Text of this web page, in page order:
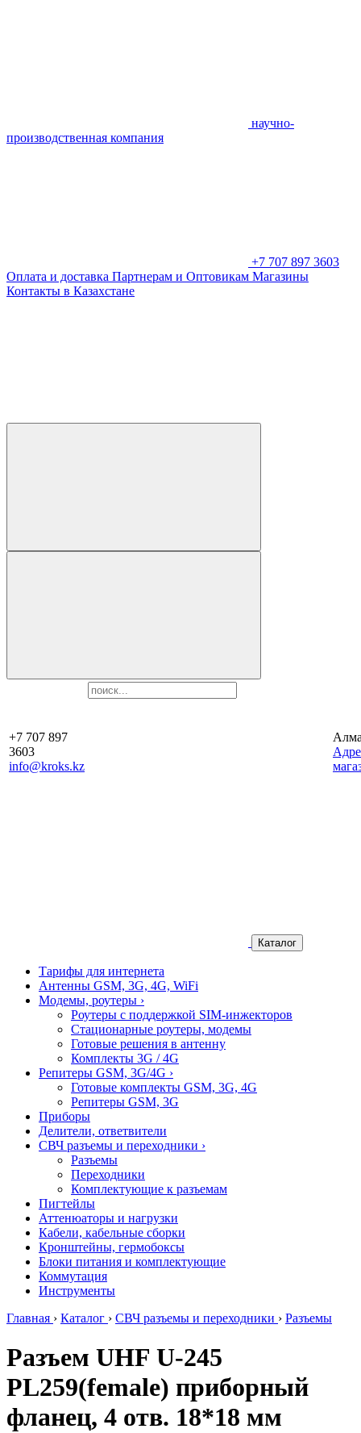
научно-
производственная компания
+7 707 897 3603
Оплата и доставка Партнерам и Оптовикам Магазины
Контакты в Казахстане
+7 707 897
3603
info@kroks.kz
Каталог
Тарифы для интернета
Антенны GSM, 3G, 4G, WiFi
Модемы, роутеры ›
Роутеры с поддержкой SIM-инжекторов
Стационарные роутеры, модемы
Готовые решения в антенну
Комплекты 3G / 4G
Репитеры GSM, 3G/4G ›
Готовые комплекты GSM, 3G, 4G
Репитеры GSM, 3G
Приборы
Делители, ответвители
СВЧ разъемы и переходники ›
Разъемы
Переходники
Комплектующие к разъемам
Пигтейлы
Аттенюаторы и нагрузки
Кабели, кабельные сборки
Кронштейны, гермобоксы
Блоки питания и комплектующие
Коммутация
Инструменты
Главная › Каталог › СВЧ разъемы и переходники › Разъемы
Разъем UHF U-245
PL259(female) приборный
фланец, 4 отв. 18*18 мм